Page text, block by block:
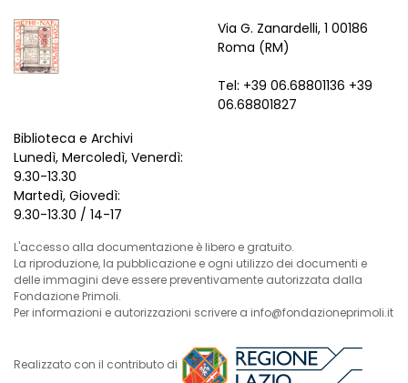
Via G. Zanardelli, 1 00186
Roma (RM)
Tel: +39 06.68801136 +39
06.68801827
Biblioteca e Archivi
Lunedì, Mercoledì, Venerdì:
9.30-13.30
Martedì, Giovedì:
9.30-13.30 / 14-17
L'accesso alla documentazione è libero e gratuito.
La riproduzione, la pubblicazione e ogni utilizzo dei documenti e
delle immagini deve essere preventivamente autorizzata dalla
Fondazione Primoli.
Per informazioni e autorizzazioni scrivere a info@fondazioneprimoli.it
Realizzato con il contributo di